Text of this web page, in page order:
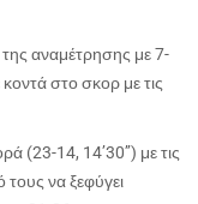
αναμέτρησης με 7-
στο σκορ με τις
(23-14, 14’30’’) με τις
να ξεφύγει